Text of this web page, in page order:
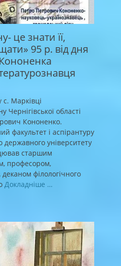
це знати її,
95 р. від дня
Марківці
Чернігівської області
Кононенко.
факультет і аспірантуру
державного університету
старшим
професором,
філологічного
Докладніше …